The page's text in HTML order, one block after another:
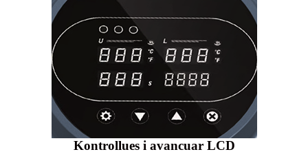
Kontrollues i avancuar LCD